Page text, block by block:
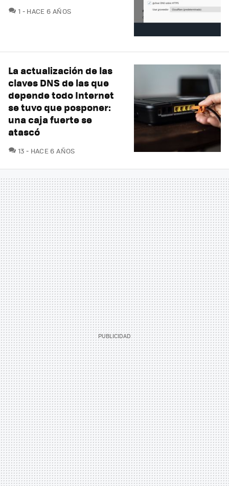
1 COMENTARIOS
HACE 6 AÑOS
La actualización de las
claves DNS de las que
depende todo Internet
se tuvo que posponer:
una caja fuerte se
atascó
13 COMENTARIOS
HACE 6 AÑOS